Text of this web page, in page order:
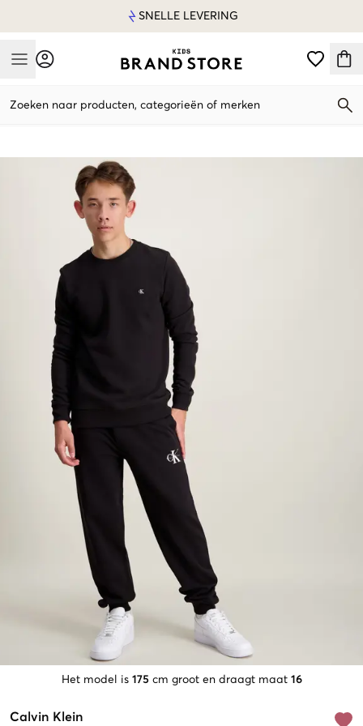
SNELLE LEVERING
Mobile Menu
Zoeken naar producten, categorieën of merken
Het model is 175 cm groot en draagt maat 16
Calvin Klein